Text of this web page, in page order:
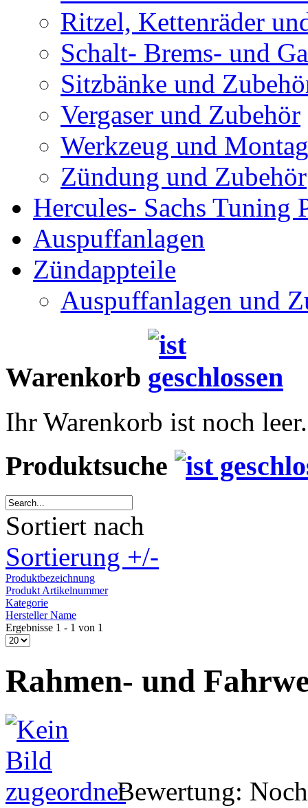
Ritzel, Kettenräder
Schalt- Brems- und
Sitzbänke und
Vergaser und Zubehör
Werkzeug und
Zündung und Zubehör
Hercules- Sachs Tuning
Auspuffanlagen
Zündappteile
Auspuffanlagen und
Warenkorb
Ihr Warenkorb ist noch leer.
Produktsuche
Sortiert nach
Sortierung +/-
Produktbezeichnung
Produkt Artikelnummer
Kategorie
Hersteller Name
Ergebnisse 1 - 1 von 1
Rahmen- und
Bewertung: